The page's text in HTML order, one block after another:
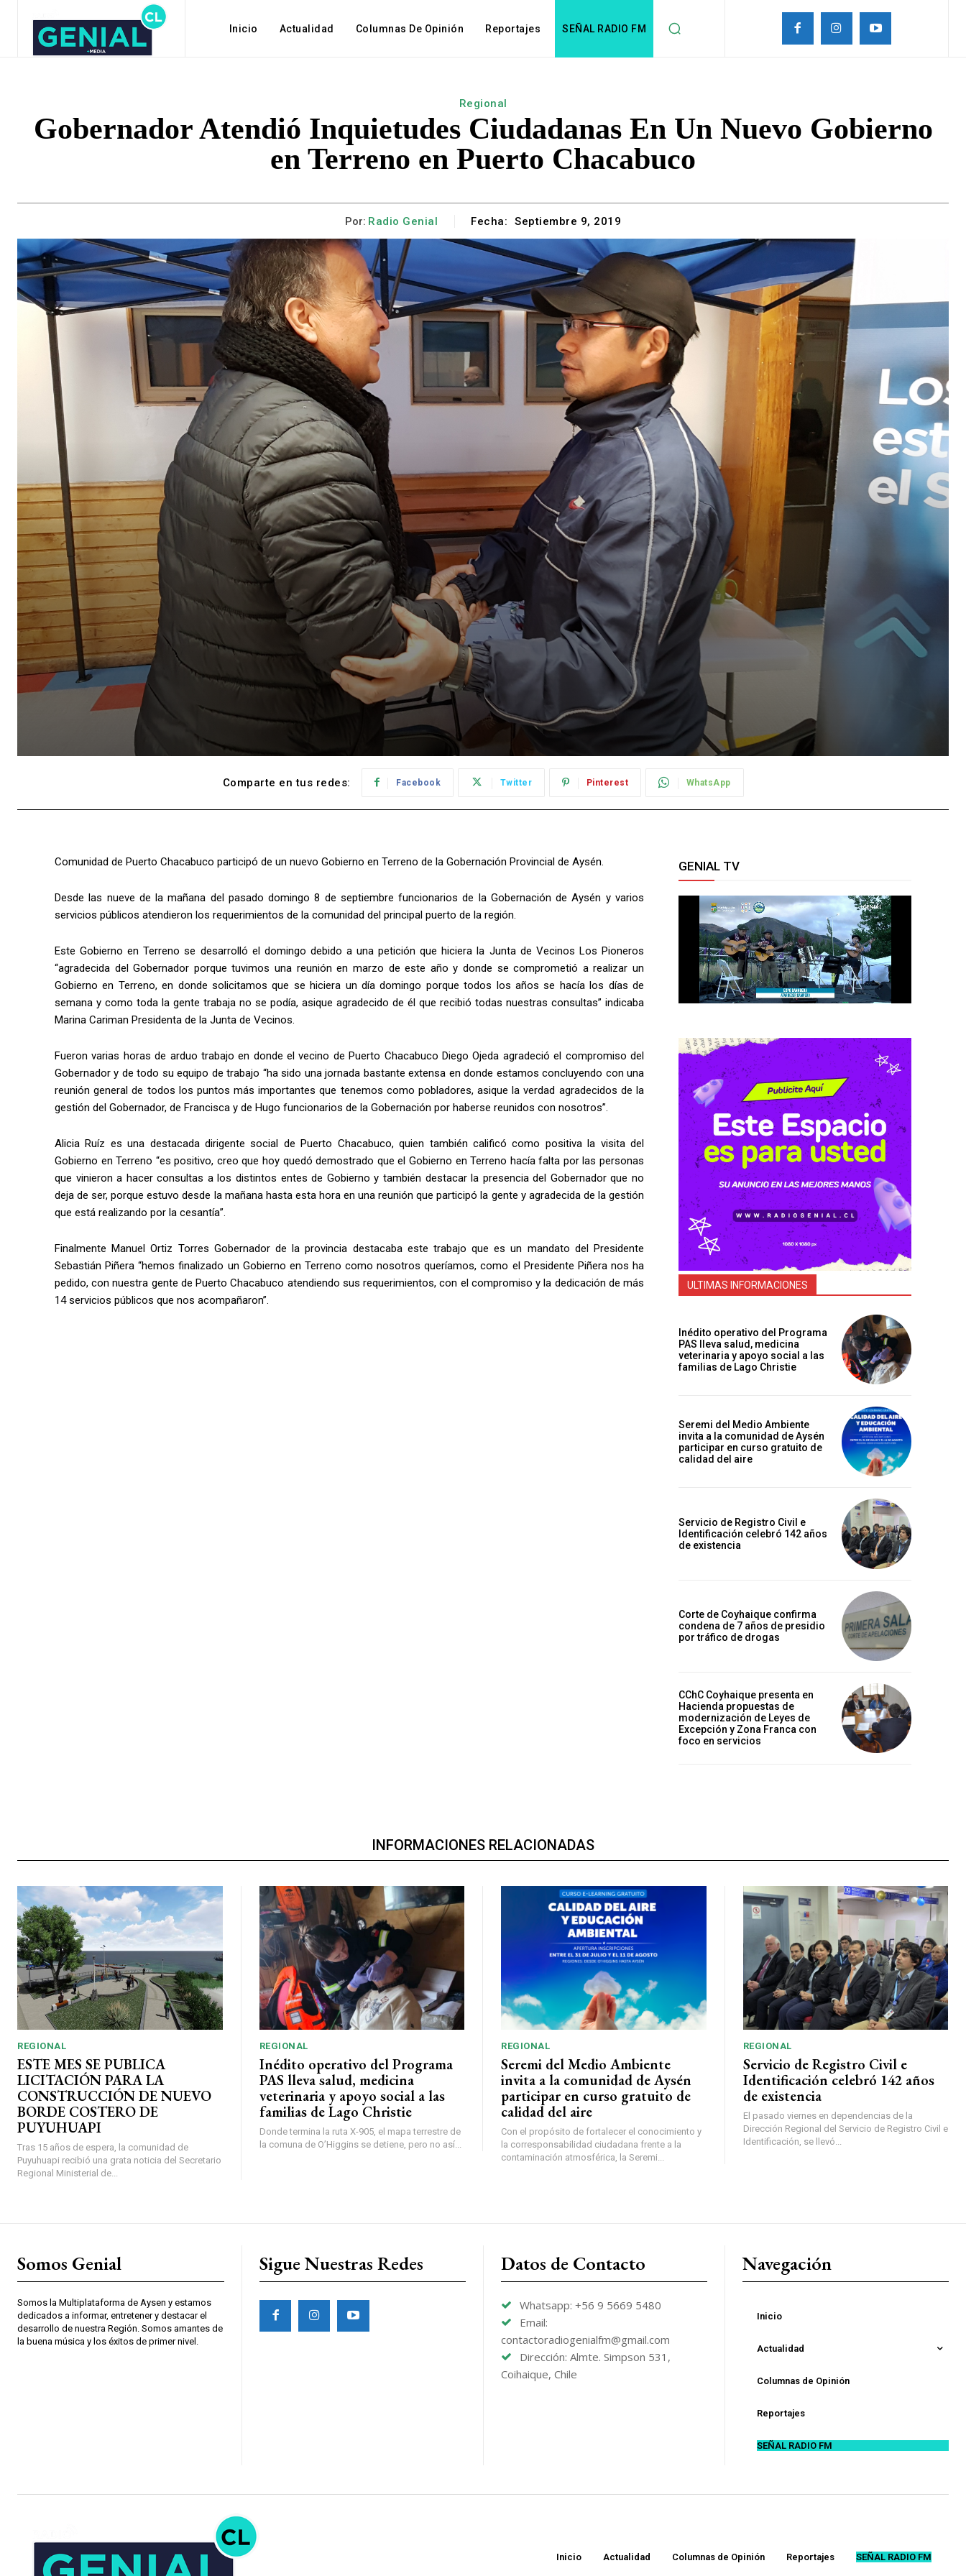
Inicio Actualidad Columnas De Opinión Reportajes SEÑAL RADIO FM
Regional
Gobernador Atendió Inquietudes Ciudadanas En Un Nuevo Gobierno
en Terreno en Puerto Chacabuco
Por: Radio Genial Fecha: Septiembre 9, 2019
Comparte en tus redes: Facebook Twitter Pinterest WhatsApp
Comunidad de Puerto Chacabuco participó de un nuevo Gobierno en Terreno de la Gobernación Provincial de Aysén.
Desde las nueve de la mañana del pasado domingo 8 de septiembre funcionarios de la Gobernación de Aysén y varios
servicios públicos atendieron los requerimientos de la comunidad del principal puerto de la región.
Este Gobierno en Terreno se desarrolló el domingo debido a una petición que hiciera la Junta de Vecinos Los Pioneros
“agradecida del Gobernador porque tuvimos una reunión en marzo de este año y donde se comprometió a realizar un
Gobierno en Terreno, en donde solicitamos que se hiciera un día domingo porque todos los años se hacía los días de
semana y como toda la gente trabaja no se podía, asique agradecido de él que recibió todas nuestras consultas” indicaba
Marina Cariman Presidenta de la Junta de Vecinos.
Fueron varias horas de arduo trabajo en donde el vecino de Puerto Chacabuco Diego Ojeda agradeció el compromiso del
Gobernador y de todo su equipo de trabajo “ha sido una jornada bastante extensa en donde estamos concluyendo con una
reunión general de todos los puntos más importantes que tenemos como pobladores, asique la verdad agradecidos de la
gestión del Gobernador, de Francisca y de Hugo funcionarios de la Gobernación por haberse reunidos con nosotros”.
Alicia Ruíz es una destacada dirigente social de Puerto Chacabuco, quien también calificó como positiva la visita del
Gobierno en Terreno “es positivo, creo que hoy quedó demostrado que el Gobierno en Terreno hacía falta por las personas
que vinieron a hacer consultas a los distintos entes de Gobierno y también destacar la presencia del Gobernador que no
deja de ser, porque estuvo desde la mañana hasta esta hora en una reunión que participó la gente y agradecida de la gestión
que está realizando por la cesantía”.
Finalmente Manuel Ortiz Torres Gobernador de la provincia destacaba este trabajo que es un mandato del Presidente
Sebastián Piñera “hemos finalizado un Gobierno en Terreno como nosotros queríamos, como el Presidente Piñera nos ha
pedido, con nuestra gente de Puerto Chacabuco atendiendo sus requerimientos, con el compromiso y la dedicación de más
14 servicios públicos que nos acompañaron”.
GENIAL TV
ULTIMAS INFORMACIONES
Inédito operativo del Programa
PAS lleva salud, medicina
veterinaria y apoyo social a las
familias de Lago Christie
Seremi del Medio Ambiente
invita a la comunidad de Aysén
participar en curso gratuito de
calidad del aire
Servicio de Registro Civil e
Identificación celebró 142 años
de existencia
Corte de Coyhaique confirma
condena de 7 años de presidio
por tráfico de drogas
CChC Coyhaique presenta en
Hacienda propuestas de
modernización de Leyes de
Excepción y Zona Franca con
foco en servicios
INFORMACIONES RELACIONADAS
REGIONAL
ESTE MES SE PUBLICA
LICITACIÓN PARA LA
CONSTRUCCIÓN DE NUEVO
BORDE COSTERO DE
PUYUHUAPI
Tras 15 años de espera, la comunidad de
Puyuhuapi recibió una grata noticia del Secretario
Regional Ministerial de...
REGIONAL
Inédito operativo del Programa
PAS lleva salud, medicina
veterinaria y apoyo social a las
familias de Lago Christie
Donde termina la ruta X-905, el mapa terrestre de
la comuna de O’Higgins se detiene, pero no así...
REGIONAL
Seremi del Medio Ambiente
invita a la comunidad de Aysén
participar en curso gratuito de
calidad del aire
Con el propósito de fortalecer el conocimiento y
la corresponsabilidad ciudadana frente a la
contaminación atmosférica, la Seremi...
REGIONAL
Servicio de Registro Civil e
Identificación celebró 142 años
de existencia
El pasado viernes en dependencias de la
Dirección Regional del Servicio de Registro Civil e
Identificación, se llevó...
Somos Genial
Somos la Multiplataforma de Aysen y estamos
dedicados a informar, entretener y destacar el
desarrollo de nuestra Región. Somos amantes de
la buena música y los éxitos de primer nivel.
Sigue Nuestras Redes Datos de Contacto
Whatsapp: +56 9 5669 5480
Email:
contactoradiogenialfm@gmail.com
Dirección: Almte. Simpson 531,
Coihaique, Chile
Navegación
Inicio
Actualidad
Columnas de Opinión
Reportajes
SEÑAL RADIO FM
Inicio Actualidad Columnas de Opinión Reportajes SEÑAL RADIO FM